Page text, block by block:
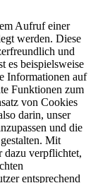
Aufruf einer
werden. Diese
und
es beispielsweise
Informationen auf
Funktionen zum
von Cookies
darin, unser
und die
Mit
dazu verpflichtet,
entsprechend